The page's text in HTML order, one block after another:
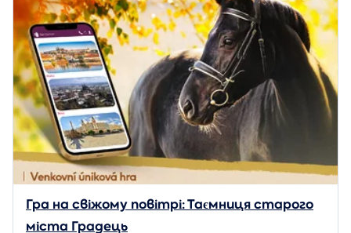
Гра на свіжому повітрі: Таємниця старого
міста Градець